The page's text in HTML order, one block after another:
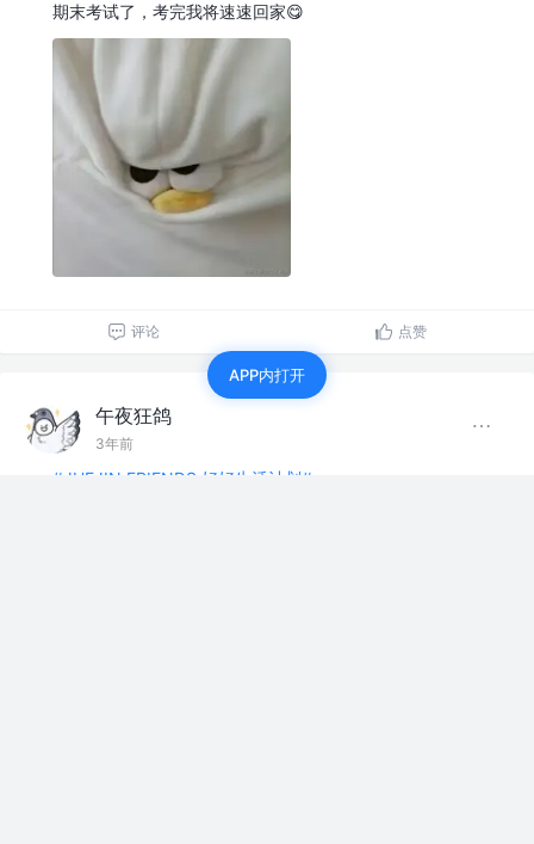
期末考试了，考完我将速速回家😋
评论 点赞
午夜狂鸽
3年前
#JUEJIN FRIENDS 好好生活计划#
APP内打开